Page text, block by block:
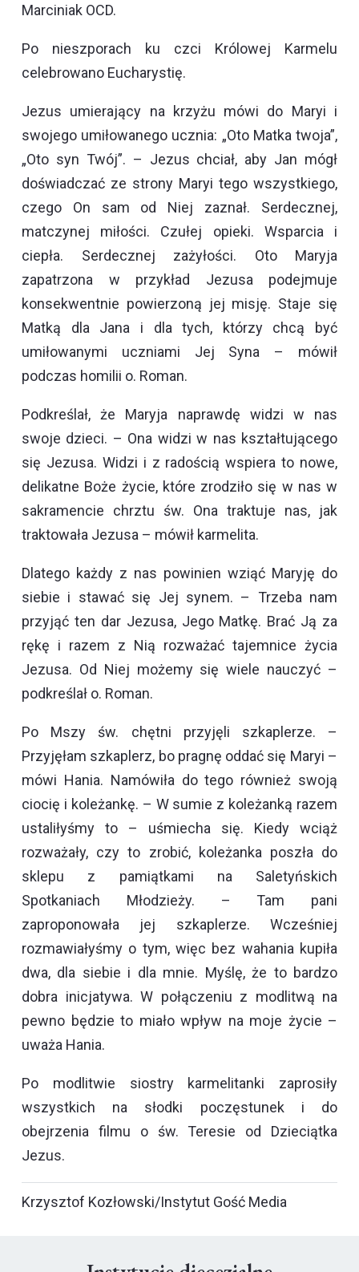
Marciniak OCD.
Po nieszporach ku czci Królowej Karmelu
celebrowano Eucharystię.
Jezus umierający na krzyżu mówi do Maryi i
swojego umiłowanego ucznia: „Oto Matka twoja”,
„Oto syn Twój”. – Jezus chciał, aby Jan mógł
doświadczać ze strony Maryi tego wszystkiego,
czego On sam od Niej zaznał. Serdecznej,
matczynej miłości. Czułej opieki. Wsparcia i
ciepła. Serdecznej zażyłości. Oto Maryja
zapatrzona w przykład Jezusa podejmuje
konsekwentnie powierzoną jej misję. Staje się
Matką dla Jana i dla tych, którzy chcą być
umiłowanymi uczniami Jej Syna – mówił
podczas homilii o. Roman.
Podkreślał, że Maryja naprawdę widzi w nas
swoje dzieci. – Ona widzi w nas kształtującego
się Jezusa. Widzi i z radością wspiera to nowe,
delikatne Boże życie, które zrodziło się w nas w
sakramencie chrztu św. Ona traktuje nas, jak
traktowała Jezusa – mówił karmelita.
Dlatego każdy z nas powinien wziąć Maryję do
siebie i stawać się Jej synem. – Trzeba nam
przyjąć ten dar Jezusa, Jego Matkę. Brać Ją za
rękę i razem z Nią rozważać tajemnice życia
Jezusa. Od Niej możemy się wiele nauczyć –
podkreślał o. Roman.
Po Mszy św. chętni przyjęli szkaplerze. –
Przyjęłam szkaplerz, bo pragnę oddać się Maryi –
mówi Hania. Namówiła do tego również swoją
ciocię i koleżankę. – W sumie z koleżanką razem
ustaliłyśmy to – uśmiecha się. Kiedy wciąż
rozważały, czy to zrobić, koleżanka poszła do
sklepu z pamiątkami na Saletyńskich
Spotkaniach Młodzieży. – Tam pani
zaproponowała jej szkaplerze. Wcześniej
rozmawiałyśmy o tym, więc bez wahania kupiła
dwa, dla siebie i dla mnie. Myślę, że to bardzo
dobra inicjatywa. W połączeniu z modlitwą na
pewno będzie to miało wpływ na moje życie –
uważa Hania.
Po modlitwie siostry karmelitanki zaprosiły
wszystkich na słodki poczęstunek i do
obejrzenia filmu o św. Teresie od Dzieciątka
Jezus.
Krzysztof Kozłowski/Instytut Gość Media